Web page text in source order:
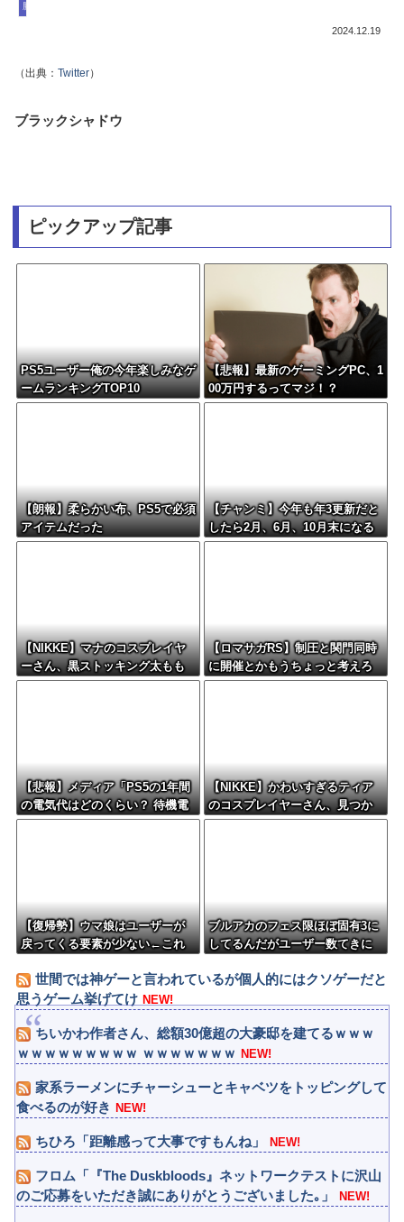
勝利の女神NIKKE
2024.12.19
（出典： Twitter）
ブラックシャドウ
ピックアップ記事
PS5ユーザー俺の今年楽しみなゲ
ームランキングTOP10
【悲報】最新のゲーミングPC、1
00万円するってマジ！？
【朗報】柔らかい布、PS5で必須
アイテムだった
【チャンミ】今年も年3更新だと
したら2月、6月、10月末になる
けどこれ毎回LoH月だから暇すぎ
【NIKKE】マナのコスプレイヤ
ーさん、黒ストッキング太もも
がえちえちィ！
【ロマサガRS】制圧と関門同時
に開催とかもうちょっと考えろ
よw
【悲報】メディア「PS5の1年間
の電気代はどのくらい？ 待機電
力には注意すべき？」
【NIKKE】かわいすぎるティア
のコスプレイヤーさん、見つか
るｗｗｗｗｗ【画像】
【復帰勢】ウマ娘はユーザーが
戻ってくる要素が少ない←これ
ブルアカのフェス限ほぼ固有3に
してるんだがユーザー数てきに
世間では神ゲーと言われているが個人的にはクソゲーだと
思うゲーム挙げてけ NEW!
ちいかわ作者さん、総額30億超の大豪邸を建てるｗｗｗ
ｗｗｗｗｗｗｗｗｗ ｗｗｗｗｗｗｗ NEW!
家系ラーメンにチャーシューとキャベツをトッピングして
食べるのが好き NEW!
ちひろ「距離感って大事ですもんね」 NEW!
フロム「『The Duskbloods』ネットワークテストに沢山
のご応募をいただき誠にありがとうございました｡」
NEW!